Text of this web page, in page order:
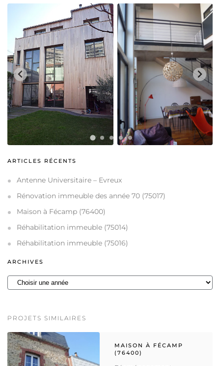
ARTICLES RÉCENTS
Antenne Universitaire – Evreux
Rénovation immeuble des année 70 (75017)
Maison à Fécamp (76400)
Réhabilitation immeuble (75014)
Réhabilitation immeuble (75016)
ARCHIVES
PROJETS SIMILAIRES
MAISON À FÉCAMP
(76400)